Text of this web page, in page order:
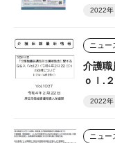
2022年
ニュー
介護職
ｏｌ.２
2022年
ニュー